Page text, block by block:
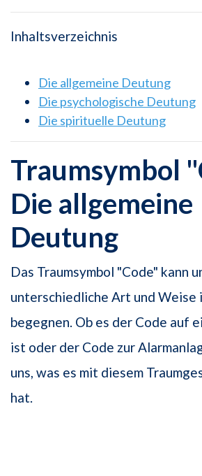
Inhaltsverzeichnis
Die allgemeine Deutung
Die psychologische Deutung
Die spirituelle Deutung
Traumsymbol
Die allgemeine
Deutung
Das Traumsymbol "Code" kann
unterschiedliche Art und Weise
begegnen. Ob es der Code auf
ist oder der Code zur
uns, was es mit diesem
hat.